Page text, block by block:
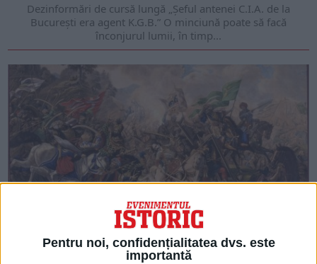
Pentru noi, confidențialitatea dvs. este
importantă
Dezinformări de cursă lungă „Şeful antenei C.I.A. de la
Bucureşti era agent K.G.B.” O minciună poate să facă
înconjurul lumii, în timp...
A domnit Ștefan cel Mare și în Țara Românească? Ciudata
mențiune a Letopisețului Cantacuzinesc are un sâmbure de